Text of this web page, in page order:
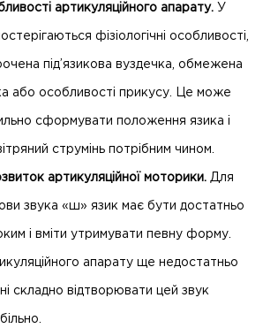
артикуляційного апарату. У
фізіологічні особливості,
під’язикова вуздечка, обмежена
або особливості прикусу. Це може
сформувати положення язика і
струмінь потрібним чином.
артикуляційної моторики. Для
звука «ш» язик має бути достатньо
і вміти утримувати певну форму.
апарату ще недостатньо
складно відтворювати цей звук